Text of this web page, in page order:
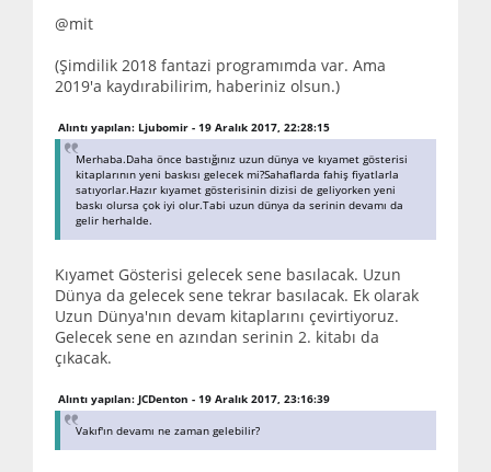
@mit
(Şimdilik 2018 fantazi programımda var. Ama
2019'a kaydırabilirim, haberiniz olsun.)
Alıntı yapılan: Ljubomir - 19 Aralık 2017, 22:28:15
Merhaba.Daha önce bastığınız uzun dünya ve kıyamet gösterisi
kitaplarının yeni baskısı gelecek mi?Sahaflarda fahiş fiyatlarla
satıyorlar.Hazır kıyamet gösterisinin dizisi de geliyorken yeni
baskı olursa çok iyi olur.Tabi uzun dünya da serinin devamı da
gelir herhalde.
Kıyamet Gösterisi gelecek sene basılacak. Uzun
Dünya da gelecek sene tekrar basılacak. Ek olarak
Uzun Dünya'nın devam kitaplarını çevirtiyoruz.
Gelecek sene en azından serinin 2. kitabı da
çıkacak.
Alıntı yapılan: JCDenton - 19 Aralık 2017, 23:16:39
Vakıf'ın devamı ne zaman gelebilir?